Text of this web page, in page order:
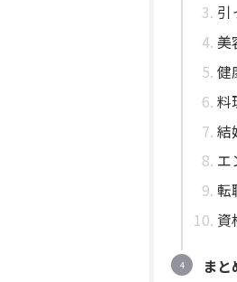
引
美
健
料
結
エ
転
資
ま